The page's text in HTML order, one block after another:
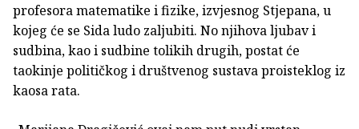
profesora matematike i fizike, izvjesnog Stjepana, u
kojeg će se Sida ludo zaljubiti. No njihova ljubav i
sudbina, kao i sudbine tolikih drugih, postat će
taokinje političkog i društvenog sustava proisteklog iz
kaosa rata.